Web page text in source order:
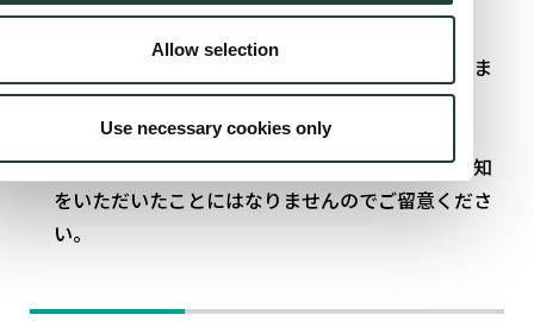
Allow selection
Use necessary cookies only
の媒介をいたします。
当代理店は損害保険契約の告知受領権を有していま
すが、生命保険契約の告知受領権を有していませ
生命保険募集人に口頭でお話しされただけでは告知
をいただいたことにはなりませんのでご留意くださ
い。